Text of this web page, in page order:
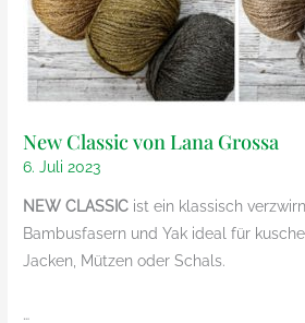
New Classic von Lana Grossa
6. Juli 2023
NEW CLASSIC ist ein klassisch
Bambusfasern und Yak ideal für
Jacken, Mützen oder Schals.
…